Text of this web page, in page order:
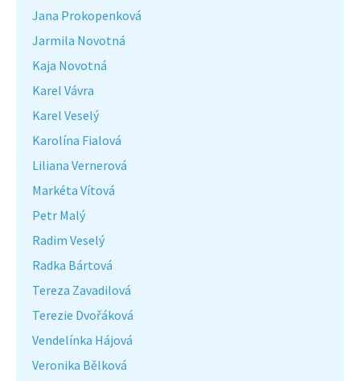
Jana Prokopenková
Jarmila Novotná
Kaja Novotná
Karel Vávra
Karel Veselý
Karolína Fialová
Liliana Vernerová
Markéta Vítová
Petr Malý
Radim Veselý
Radka Bártová
Tereza Zavadilová
Terezie Dvořáková
Vendelínka Hájová
Veronika Bělková